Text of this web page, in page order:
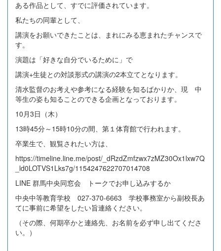
ある作品として、すでに評価されています。
私たちの同輩として、
講演をお願いできたことは、まれにみる恵まれたチャンスで
す。
演題は「好きな自分でいるために」で
講演+生徒との対談形式の講演の2本立てとなります。
清水監督のお考えや参考になる経験を知るばかりか、現 中
等生の姿も知ることのできる企画となっております。
10月3日（木）
13時45分～15時10分の間、第１体育館で行われます。
卒業生で、観覧されたい方は、
https://timeline.line.me/post/_dRzdZmfzwx7zMZ30Ox1lxw7Q
_ld0LOTVS1Lks7g/1154247622707014708
LINE 群馬中央同窓会 トークでお申し込みするか
中央中等教育学校 027-370-6663 学校事務室から副校長あ
てに事前に希望をしたい旨連絡ください。
（その際、何期卒かと連絡先、お名前を必ず申し出てくださ
い。）